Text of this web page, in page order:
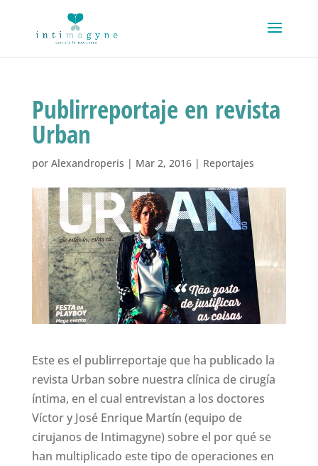
Publirreportaje en revista
Urban
por Alexandroperis | Mar 2, 2016| Reportajes
Este es el publirreportaje que ha publicado la
revista Urban sobre nuestra clínica de cirugía
íntima, en el cual entrevistan a los doctores
Víctor y José Enrique Martín (equipo de
cirujanos de Intimagyne) sobre el por qué se
han multiplicado este tipo de operaciones en